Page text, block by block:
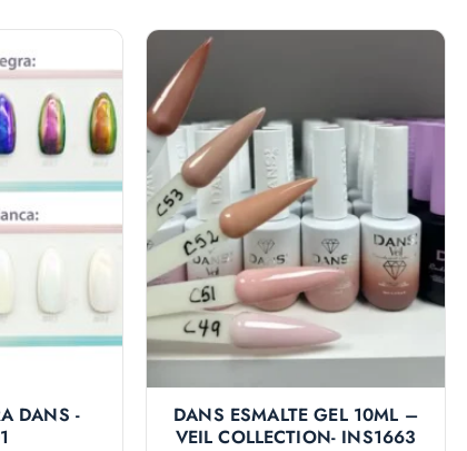
DANS -
DANS ESMALTE GEL 10ML –
VEIL COLLECTION- INS1663